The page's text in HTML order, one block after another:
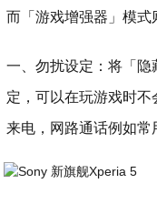
而「游戏增强器」模式
一、勿扰设定：将「
定，可以在玩游戏时
来电，网路通话例如常